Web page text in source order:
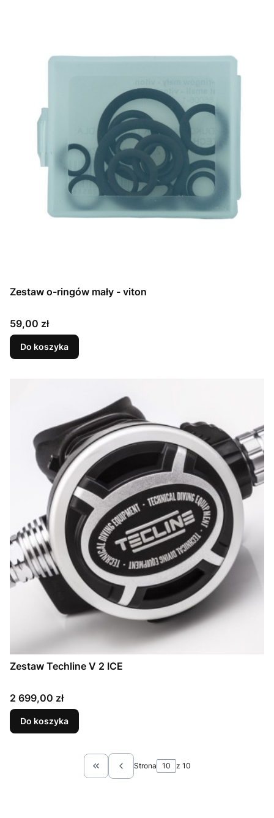
Zestaw o-ringów mały - viton
Cena
59,00 zł
Do koszyka
Zestaw Techline V 2 ICE
Cena
2 699,00 zł
Do koszyka
Wróć do pierwszej strony z produktami
Strona z 10